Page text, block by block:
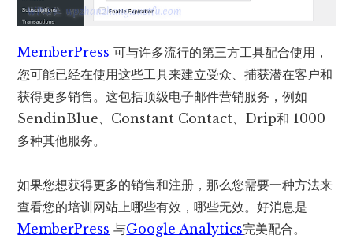
MemberPress 可与许多流行的第三方工具配合使用，
您可能已经在使用这些工具来建立受众、捕获潜在客户和
获得更多销售。这包括顶级电子邮件营销服务，例如
SendinBlue、Constant Contact、Drip和 1000
多种其他服务。
如果您想获得更多的销售和注册，那么您需要一种方法来
查看您的培训网站上哪些有效，哪些无效。好消息是
MemberPress 与Google Analytics完美配合。